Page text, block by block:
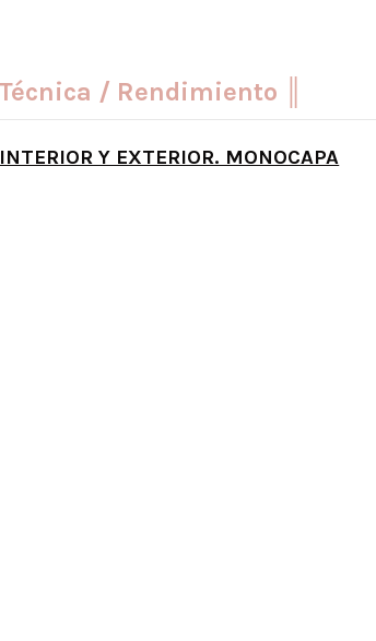
/ Rendimiento ║
Y EXTERIOR. MONOCAPA